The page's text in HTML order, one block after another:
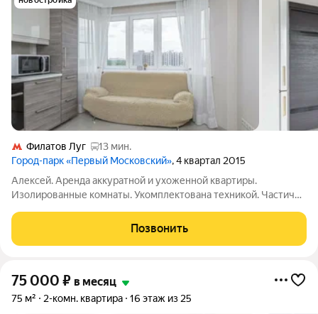
Филатов Луг
13 мин.
Город-парк «Первый Московский», 4 квартал 2015
Алексей. Аренда аккуратной и ухоженной квартиры.
Изолированные комнаты. Укомплектована техникой. Частично
срок. Строго без животных. Предпочтение семейной паре. У
собственника могут быть
Позвонить
75 000 ₽ в месяц
75 м² 2-комн. квартира 16 этаж из 25